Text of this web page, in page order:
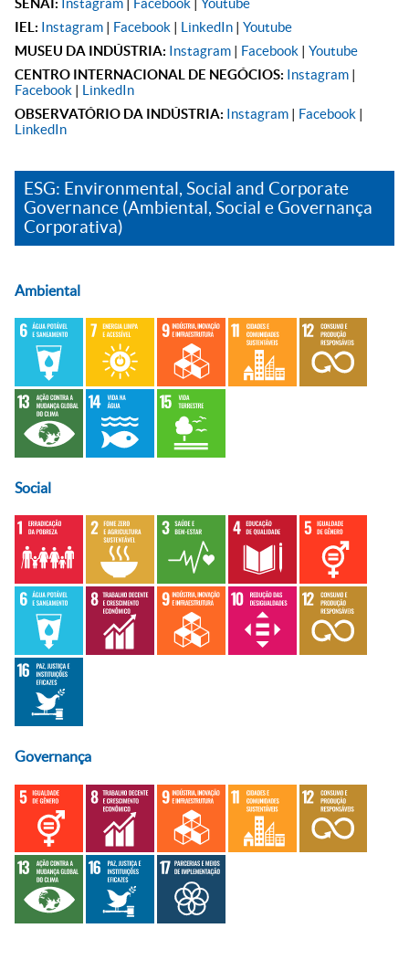
SENAI: Instagram Facebook
Youtube
IEL: Instagram | Facebook | LinkedIn | Youtube
MUSEU DA INDÚSTRIA: Instagram | Facebook | Youtube
CENTRO INTERNACIONAL DE NEGÓCIOS: Instagram |
Facebook | LinkedIn
OBSERVATÓRIO DA INDÚSTRIA: Instagram | Facebook |
LinkedIn
ESG: Environmental, Social and Corporate
Governance (Ambiental, Social e Governança
Corporativa)
Ambiental
Social
Governança